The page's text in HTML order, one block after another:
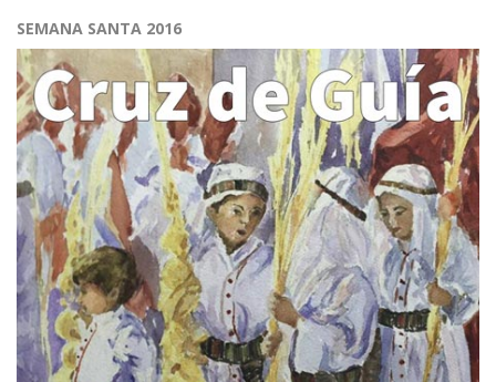
SEMANA SANTA 2016